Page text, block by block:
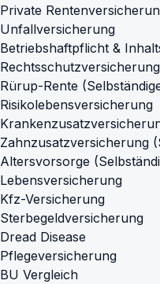
Private
Unfallversicherung
Betriebshaftpflicht &
Rechtsschutzversicherung
Rürup-Rente
Risikolebensversicherung
Zahnzusatzversicherung
Altersvorsorge
Lebensversicherung
Kfz-Versicherung
Sterbegeldversicherung
Dread Disease
Pflegeversicherung
BU Vergleich